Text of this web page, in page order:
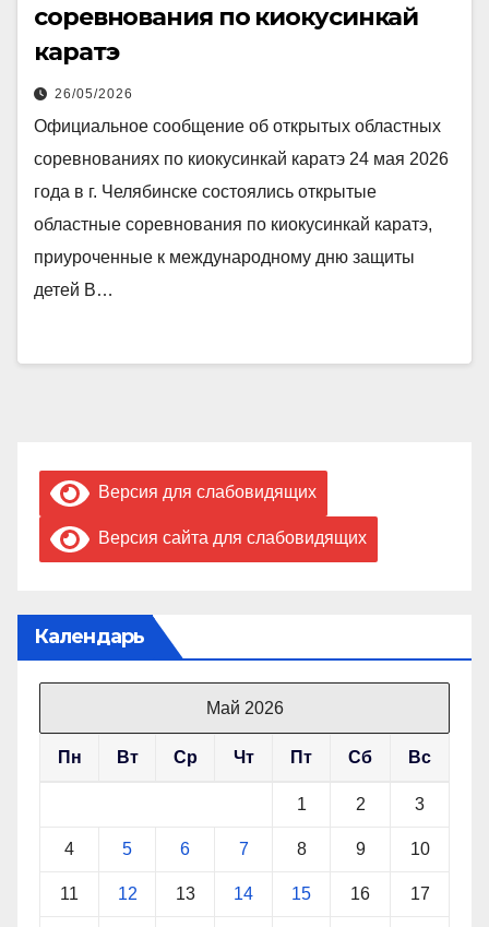
соревнования по киокусинкай
каратэ
26/05/2026
Официальное сообщение об открытых областных
соревнованиях по киокусинкай каратэ 24 мая 2026
года в г. Челябинске состоялись открытые
областные соревнования по киокусинкай каратэ,
приуроченные к международному дню защиты
детей В…
Версия для слабовидящих
Версия сайта для слабовидящих
Календарь
Май 2026
Пн Вт Ср Чт Пт Сб Вс
1 2 3
4 5 6 7 8 9 10
11 12 13 14 15 16 17